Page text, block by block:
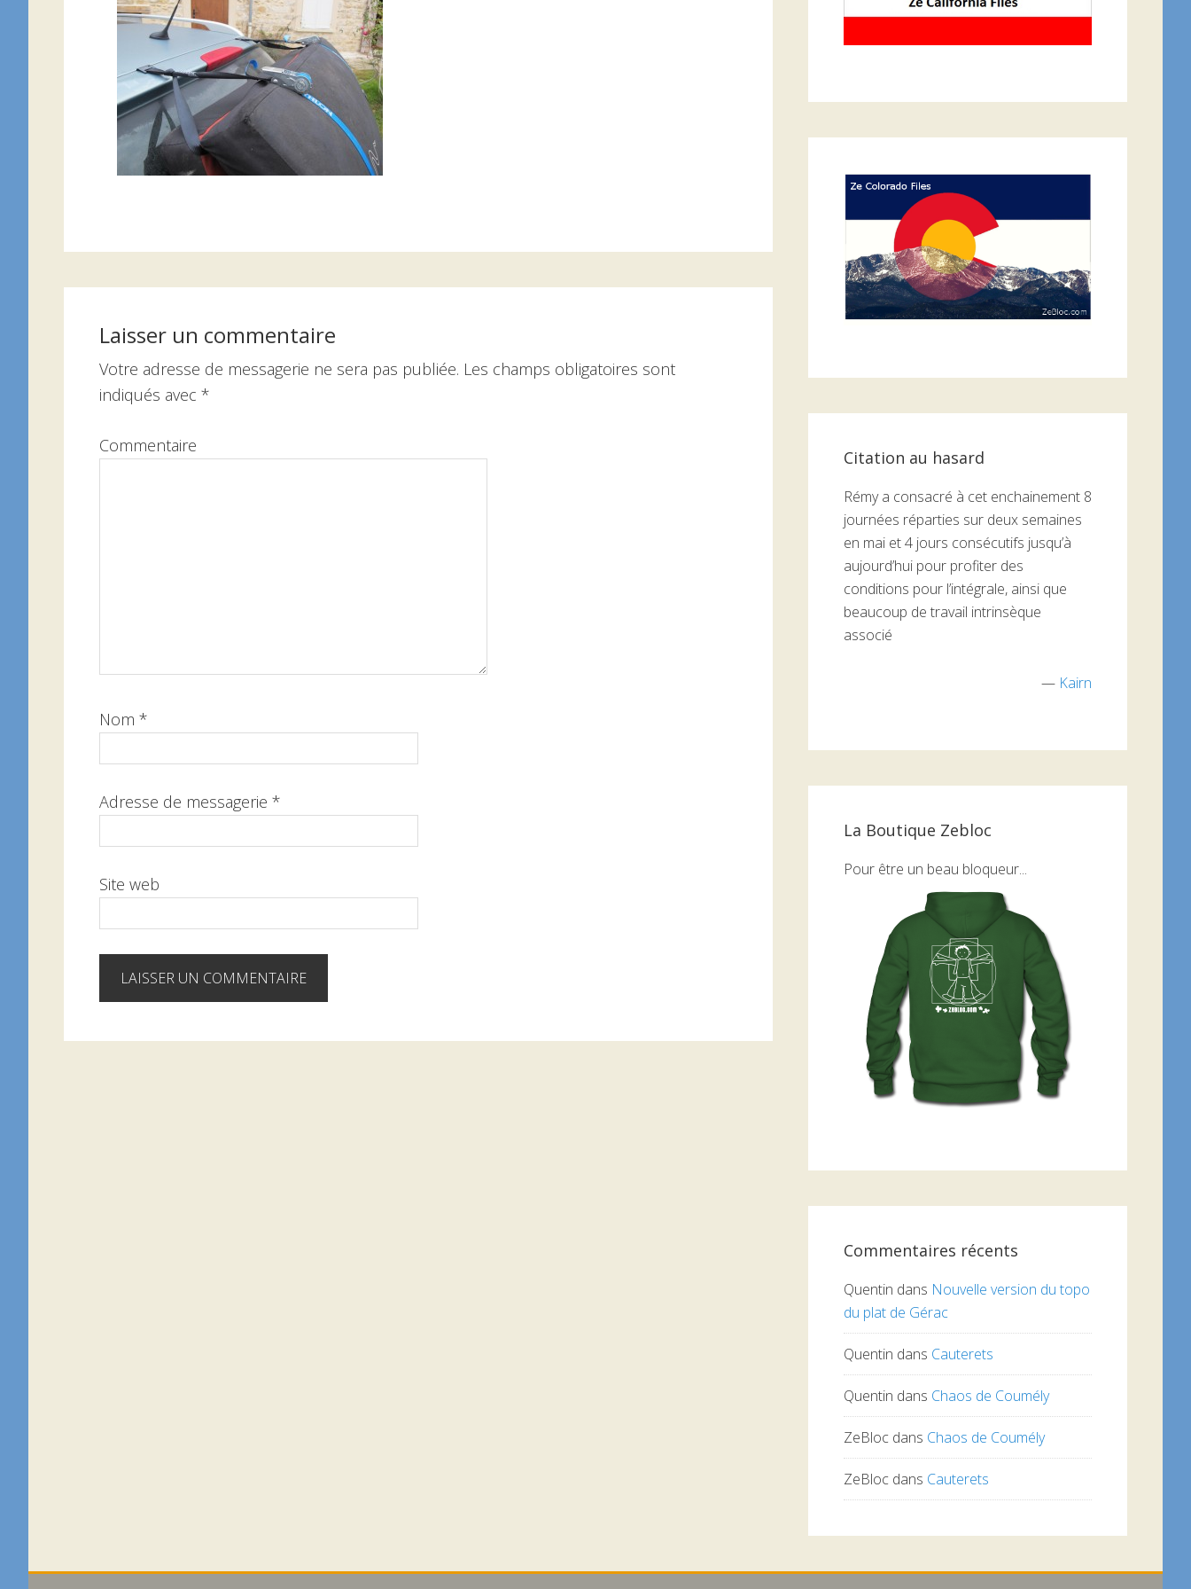
lecteur
Laisser un commentaire
Votre adresse de messagerie ne sera pas publiée. Les champs obligatoires sont
indiqués avec *
Commentaire
Nom *
Adresse de messagerie *
Site web
Citation au hasard
Rémy a consacré à cet enchainement 8
journées réparties sur deux semaines
en mai et 4 jours consécutifs jusqu’à
aujourd’hui pour profiter des
conditions pour l’intégrale, ainsi que
beaucoup de travail intrinsèque
associé
— Kairn
La Boutique Zebloc
Pour être un beau bloqueur...
Commentaires récents
Quentin dans Nouvelle version du topo
du plat de Gérac
Quentin dans Cauterets
Quentin dans Chaos de Coumély
ZeBloc dans Chaos de Coumély
ZeBloc dans Cauterets